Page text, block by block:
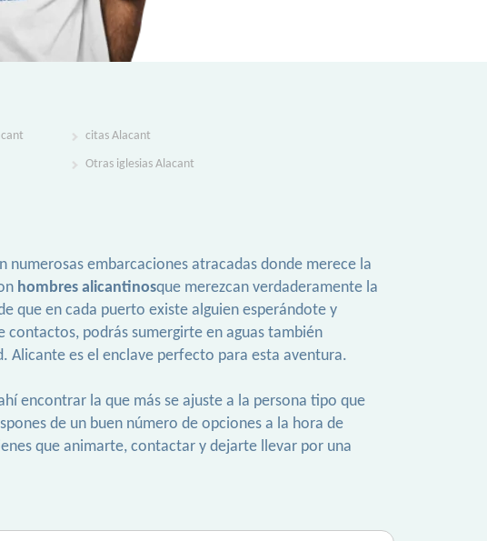
citas Alacant
Otras iglesias Alacant
embarcaciones atracadas donde merece la
hombres alicantinosque merezcan verdaderamente la
que en cada puerto existe alguien esperándote y
contactos, podrás sumergirte en aguas también
Alicante es el enclave perfecto para esta aventura.
encontrar la que más se ajuste a la persona tipo que
de un buen número de opciones a la hora de
que animarte, contactar y dejarte llevar por una